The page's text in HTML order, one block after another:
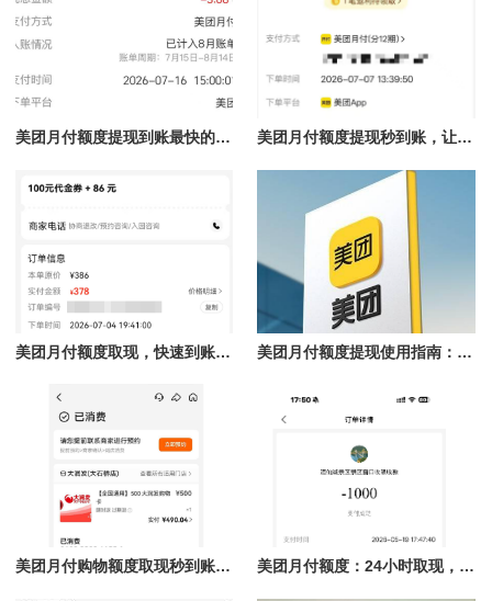
美团月付额度提现到账最快的方法揭秘，团购核销提现秒到账 美团月付额度提现秒到账，让你轻松解决资金难题
美团月付额度取现，快速到账的秘笈！ 美团月付额度提现使用指南：理性认识到账时间与合规操作
美团月付购物额度取现秒到账，轻松享受购物体验 美团月付额度：24小时取现，商家急速回款的最佳选择